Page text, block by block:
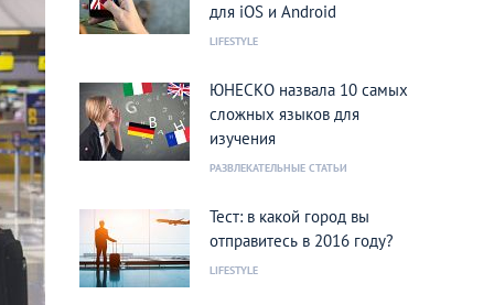
для iOS и Android
LIFESTYLE
ЮНЕСКО назвала 10 самых
сложных языков для
изучения
РАЗВЛЕКАТЕЛЬНЫЕ СТАТЬИ
Тест: в какой город вы
отправитесь в 2016 году?
LIFESTYLE